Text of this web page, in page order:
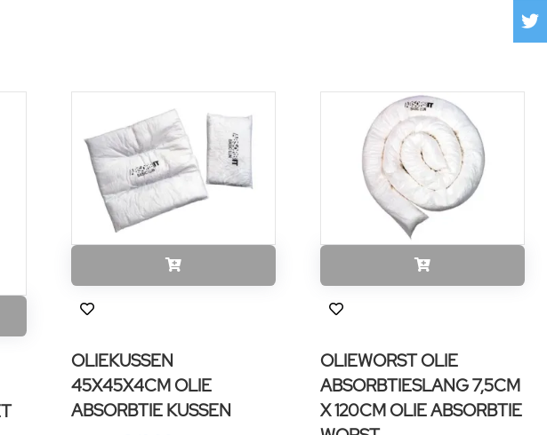
OLIEKUSSEN
45X45X4CM OLIE
ABSORBTIE KUSSEN
OLIEWORST OLIE
ABSORBTIESLANG 7,5CM
X 120CM OLIE ABSORBTIE